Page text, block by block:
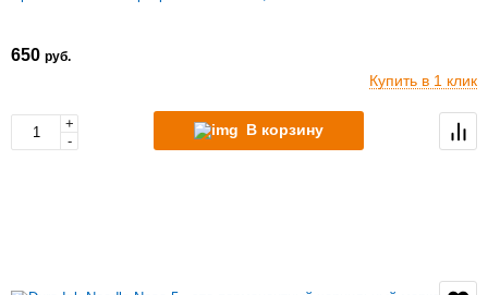
650 руб.
Купить в 1 клик
+
-
В корзину